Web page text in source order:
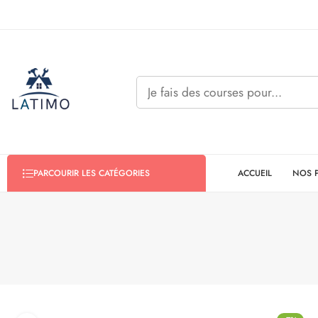
PARCOURIR LES CATÉGORIES ACCUEIL NOS